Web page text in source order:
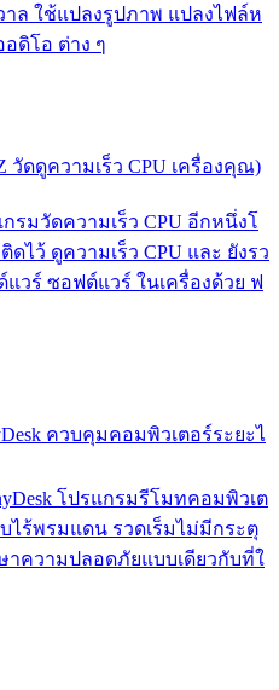
าล ใช้แปลงรูปภาพ แปลงไฟล์ห
อดิโอ ต่าง ๆ
วัดดูความเร็ว CPU เครื่องคุณ)
รมวัดความเร็ว CPU อีกหนึ่งโ
ไว้ ดูความเร็ว CPU และ ยังรว
วร์ ซอฟต์แวร์ ในเครื่องด้วย ฟ
ควบคุมคอมพิวเตอร์ระยะไ
โปรแกรมรีโมทคอมพิวเต
ไร้พรมแดน รวดเร็มไม่มีกระตุ
ความปลอดภัยแบบเดียวกับที่ใ